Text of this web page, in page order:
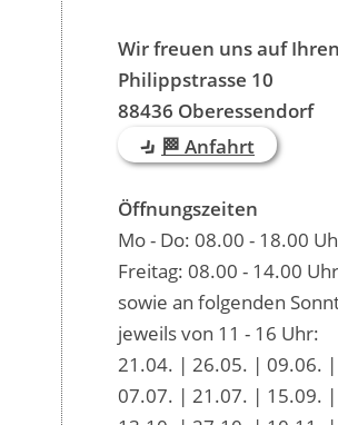
Wir freuen uns auf
Philippstrasse 10
88436 Oberessendorf
🏁 Anfahrt
Öffnungszeiten
Mo - Do: 08.00 - 18.00
Freitag: 08.00 - 14.00 Uhr
sowie an folgenden
jeweils von 11 - 16 Uhr:
21.04. | 26.05. | 09.06.
07.07. | 21.07. | 15.09.